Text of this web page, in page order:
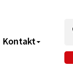
Kontakt